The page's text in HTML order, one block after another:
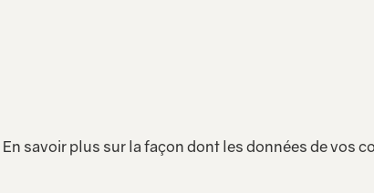
En savoir plus sur la façon dont les données de vos